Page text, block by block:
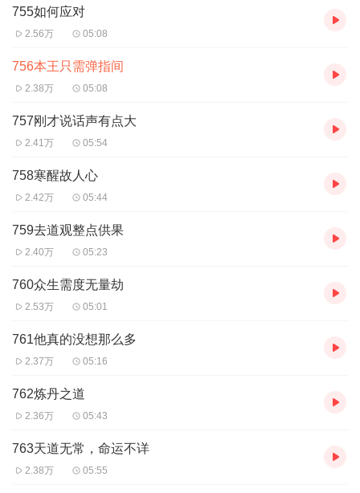
755如何应对
2.56万 05:08
756本王只需弹指间
2.38万 05:08
757刚才说话声有点大
2.41万 05:54
758寒醒故人心
2.42万 05:44
759去道观整点供果
2.40万 05:23
760众生需度无量劫
2.53万 05:01
761他真的没想那么多
2.37万 05:16
762炼丹之道
2.36万 05:43
763天道无常，命运不详
2.38万 05:55